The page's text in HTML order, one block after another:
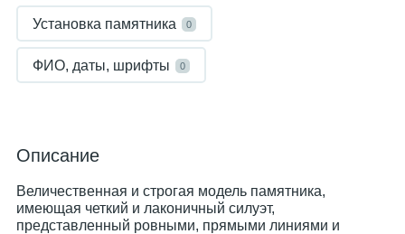
Установка памятника 0
ФИО, даты, шрифты 0
Описание
Величественная и строгая модель памятника,
имеющая четкий и лаконичный силуэт,
представленный ровными, прямыми линиями и